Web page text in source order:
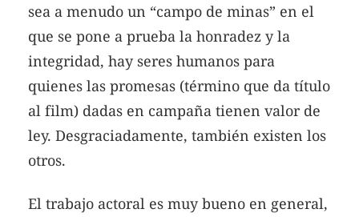
sea a menudo un “campo de minas” en el
que se pone a prueba la honradez y la
integridad, hay seres humanos para
quienes las promesas (término que da título
al film) dadas en campaña tienen valor de
ley. Desgraciadamente, también existen los
otros.
El trabajo actoral es muy bueno en general,